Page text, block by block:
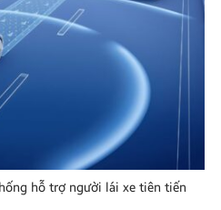
hỗ trợ người lái xe tiên tiến